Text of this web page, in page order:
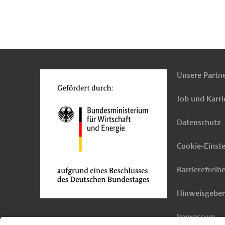
Unsere
Job und
Datenschutz
Cookie-
Impressum